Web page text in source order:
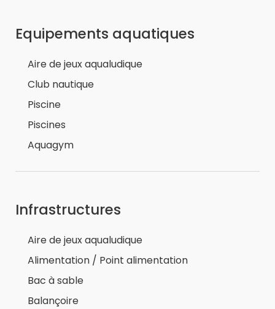
Equipements aquatiques
Aire de jeux aqualudique
Club nautique
Piscine
Piscines
Aquagym
Infrastructures
Aire de jeux aqualudique
Alimentation / Point alimentation
Bac à sable
Balançoire